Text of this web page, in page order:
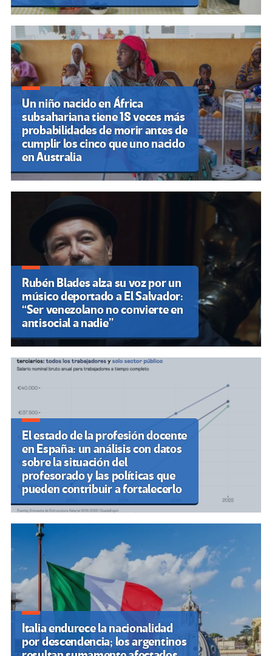
Un niño nacido en África
subsahariana tiene 18 veces más
probabilidades de morir antes de
cumplir los cinco que uno nacido
en Australia
Rubén Blades alza su voz por un
músico deportado a El Salvador:
“Ser venezolano no convierte en
antisocial a nadie”
El estado de la profesión docente
en España: un análisis con datos
sobre la situación del
profesorado y las políticas que
pueden contribuir a fortalecerlo
Italia endurece la nacionalidad
por descendencia; los argentinos